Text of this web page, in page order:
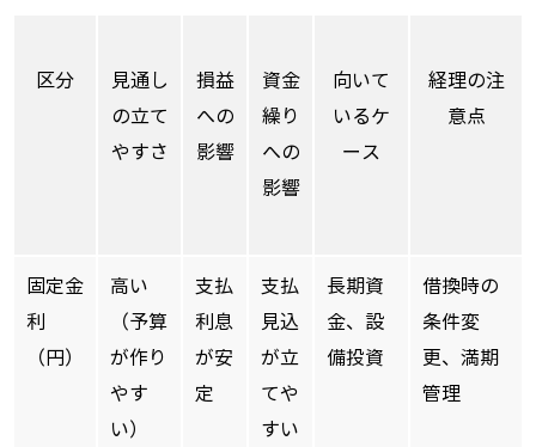
区分
見通し
の立て
やすさ
損益
への
影響
資金
繰り
への
影響
向いて
いるケ
ース
経理の注
意点
固定金
利
（円）
高い
（予算
が作り
やす
い）
支払
利息
が安
定
支払
見込
が立
てや
すい
長期資
金、設
備投資
借換時の
条件変
更、満期
管理